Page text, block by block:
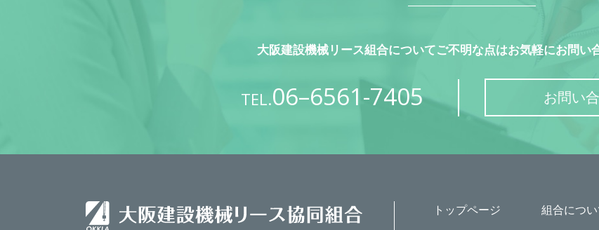
大阪建設機械リース組合についてご不明な点はお気軽にお問い
TEL.06–6561-7405 お問い
トップページ
組合につ